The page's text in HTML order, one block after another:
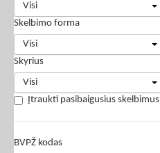
Visi
Skelbimo forma
Visi
Skyrius
Visi
Įtraukti pasibaigusius skelbimus
BVPŽ kodas